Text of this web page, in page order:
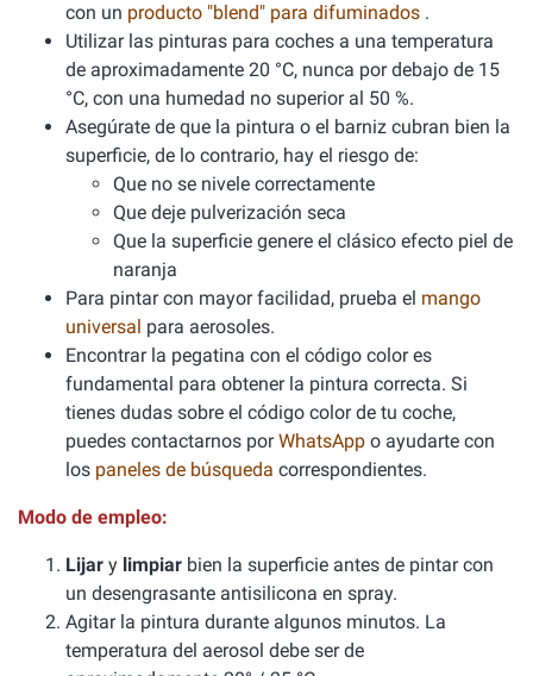
con un producto "blend" para difuminados .
Utilizar las pinturas para coches a una temperatura
de aproximadamente 20 °C, nunca por debajo de 15
°C, con una humedad no superior al 50 %.
Asegúrate de que la pintura o el barniz cubran bien la
superficie, de lo contrario, hay el riesgo de:
Que no se nivele correctamente
Que deje pulverización seca
Que la superficie genere el clásico efecto piel de
naranja
Para pintar con mayor facilidad, prueba el mango
universal para aerosoles.
Encontrar la pegatina con el código color es
fundamental para obtener la pintura correcta. Si
tienes dudas sobre el código color de tu coche,
puedes contactarnos porWhatsApp o ayudarte con
los paneles de búsqueda correspondientes.
Modo de empleo:
Lijar y limpiar bien la superficie antes de pintar con
un desengrasante antisilicona en spray.
Agitar la pintura durante algunos minutos. La
temperatura del aerosol debe ser de